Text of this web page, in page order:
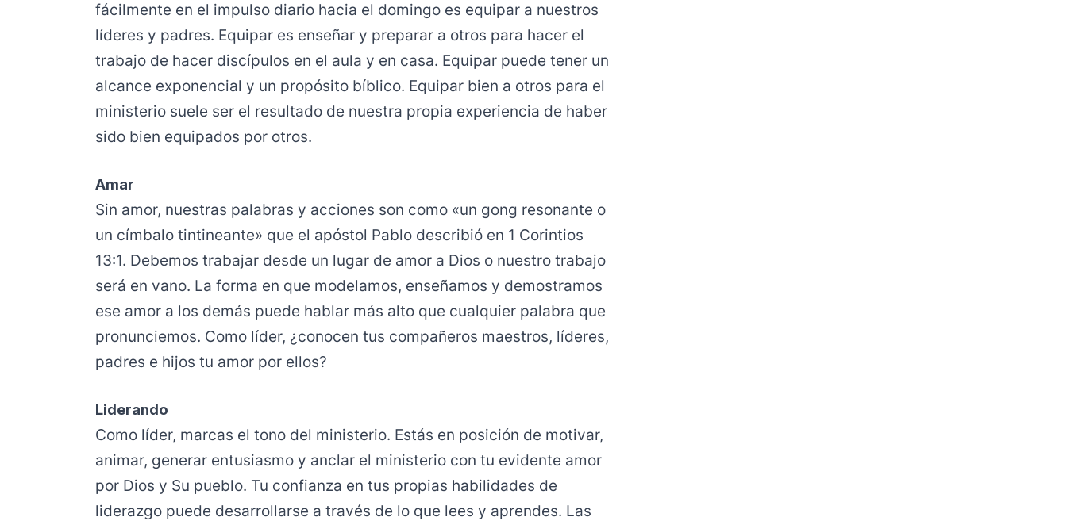
fácilmente en el impulso diario hacia el domingo es equipar a nuestros
líderes y padres. Equipar es enseñar y preparar a otros para hacer el
trabajo de hacer discípulos en el aula y en casa. Equipar puede tener un
alcance exponencial y un propósito bíblico. Equipar bien a otros para el
ministerio suele ser el resultado de nuestra propia experiencia de haber
sido bien equipados por otros.
Amar
Sin amor, nuestras palabras y acciones son como «un gong resonante o
un címbalo tintineante» que el apóstol Pablo describió en 1 Corintios
13:1. Debemos trabajar desde un lugar de amor a Dios o nuestro trabajo
será en vano. La forma en que modelamos, enseñamos y demostramos
ese amor a los demás puede hablar más alto que cualquier palabra que
pronunciemos. Como líder, ¿conocen tus compañeros maestros, líderes,
padres e hijos tu amor por ellos?
Liderando
Como líder, marcas el tono del ministerio. Estás en posición de motivar,
animar, generar entusiasmo y anclar el ministerio con tu evidente amor
por Dios y Su pueblo. Tu confianza en tus propias habilidades de
liderazgo puede desarrollarse a través de lo que lees y aprendes. Las